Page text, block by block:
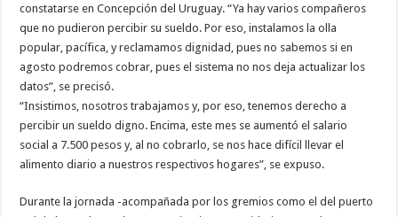
constatarse en Concepción del Uruguay. “Ya hay varios compañeros
que no pudieron percibir su sueldo. Por eso, instalamos la olla
popular, pacífica, y reclamamos dignidad, pues no sabemos si en
agosto podremos cobrar, pues el sistema no nos deja actualizar los
datos”, se precisó.
“Insistimos, nosotros trabajamos y, por eso, tenemos derecho a
percibir un sueldo digno. Encima, este mes se aumentó el salario
social a 7.500 pesos y, al no cobrarlo, se nos hace difícil llevar el
alimento diario a nuestros respectivos hogares”, se expuso.
Durante la jornada -acompañada por los gremios como el del puerto